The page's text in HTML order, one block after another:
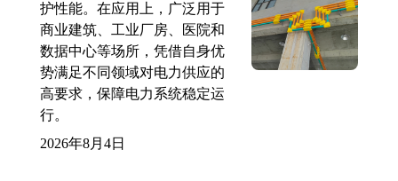
护性能。在应用上，广泛用于
商业建筑、工业厂房、医院和
数据中心等场所，凭借自身优
势满足不同领域对电力供应的
高要求，保障电力系统稳定运
行。
2026年8月4日